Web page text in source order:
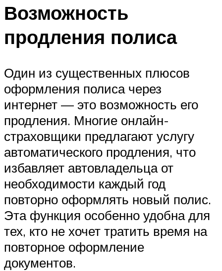
Возможность
продления полиса
Один из существенных плюсов
оформления полиса через
интернет — это возможность его
продления. Многие онлайн-
страховщики предлагают услугу
автоматического продления, что
избавляет автовладельца от
необходимости каждый год
повторно оформлять новый полис.
Эта функция особенно удобна для
тех, кто не хочет тратить время на
повторное оформление
документов.